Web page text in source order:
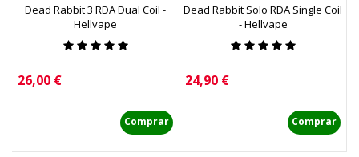
Dead Rabbit 3 RDA Dual Coil -
Hellvape
Precio
26,00 €
Comprar
Dead Rabbit Solo RDA Single Coil
- Hellvape
Precio
24,90 €
Comprar